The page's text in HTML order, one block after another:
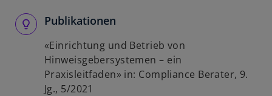
Publikationen
«Einrichtung und Betrieb von
Hinweisgebersystemen – ein
Praxisleitfaden» in: Compliance Berater, 9.
Jg., 5/2021